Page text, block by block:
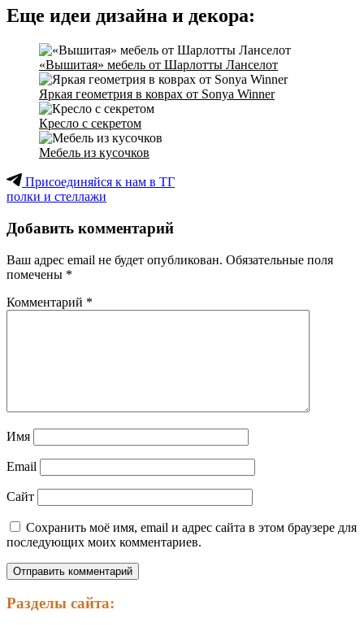
Еще идеи дизайна и декора:
«Вышитая» мебель от Шарлотты Ланселот
Яркая геометрия в коврах от Sonya Winner
Кресло с секретом
Мебель из кусочков
Присоединяйся к нам в ТГ
полки и стеллажи
Добавить комментарий
Ваш адрес email не будет опубликован. Обязательные поля
помечены *
Комментарий *
Имя
Email
Сайт
Сохранить моё имя, email и адрес сайта в этом браузере для
последующих моих комментариев.
Разделы сайта: